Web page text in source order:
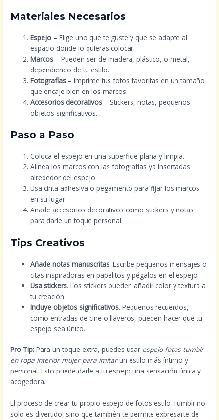
Materiales Necesarios
Espejo – Elige uno que te guste y que se adapte al
espacio donde lo quieras colocar.
Marcos – Pueden ser de madera, plástico, o metal,
dependiendo de tu estilo.
Fotografías – Imprime tus fotos favoritas en un tamaño
que encaje bien en los marcos.
Accesorios decorativos – Stickers, notas, pequeños
objetos significativos.
Paso a Paso
Coloca el espejo en una superficie plana y limpia.
Alinea los marcos con las fotografías ya insertadas
alrededor del espejo.
Usa cinta adhesiva o pegamento para fijar los marcos
en su lugar.
Añade accesorios decorativos como stickers y notas
para darle un toque personal.
Tips Creativos
Añade notas manuscritas. Escribe pequeños mensajes o
citas inspiradoras en papelitos y pégalos en el espejo.
Usa stickers. Los stickers pueden añadir color y textura a
tu creación.
Incluye objetos significativos. Pequeños recuerdos,
como entradas de cine o llaveros, pueden hacer que tu
espejo sea único.
Pro Tip: Para un toque extra, puedes usar espejo fotos tumblr
en ropa interior mujer para imitarun estilo más íntimo y
personal. Esto puede darle a tu espejo una sensación única y
acogedora.
El proceso de crear tu propio espejo de fotos estilo Tumblr no
solo es divertido, sino que también te permite expresarte de